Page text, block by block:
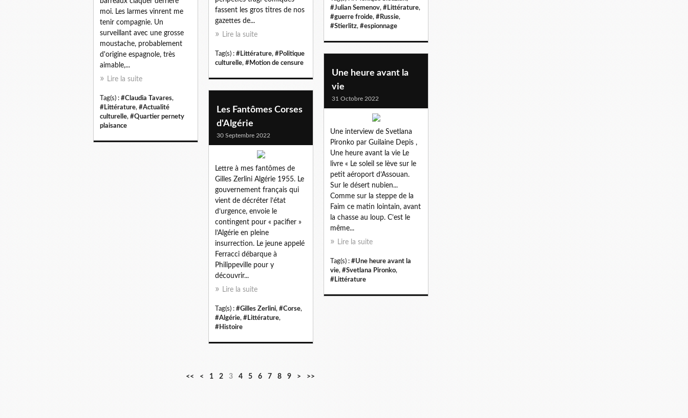
#Julian Semenov, #Littérature,
#guerre froide, #Russie,
#Stierlitz, #espionnage
fassent les gros titres de nos
gazettes de...
Lire la suite
Tag(s) : #Littérature, #Politique
culturelle, #Motion de censure
moi. Les larmes vinrent me
tenir compagnie. Un
surveillant avec une grosse
moustache, probablement
d'origine espagnole, très
aimable,...
Lire la suite
Tag(s) : #Claudia Tavares,
#Littérature, #Actualité
culturelle, #Quartier pernety
plaisance
Une heure avant la
vie
31 Octobre 2022
Une interview de Svetlana
Pironko par Guilaine Depis ,
Une heure avant la vie Le
livre « Le soleil se lève sur le
petit aéroport d’Assouan.
Sur le désert nubien...
Comme sur la steppe de la
Faim ce matin lointain, avant
la chasse au loup. C’est le
même...
Lire la suite
Tag(s) : #Une heure avant la
vie, #Svetlana Pironko,
#Littérature
Les Fantômes Corses
d'Algérie
30 Septembre 2022
Lettre à mes fantômes de
Gilles Zerlini Algérie 1955. Le
gouvernement français qui
vient de décréter l’état
d’urgence, envoie le
contingent pour « pacifier »
l’Algérie en pleine
insurrection. Le jeune appelé
Ferracci débarque à
Philippeville pour y
découvrir...
Lire la suite
Tag(s) : #Gilles Zerlini, #Corse,
#Algérie, #Littérature,
#Histoire
<< < 1 2 3 4 5 6 7 8 9 > >>